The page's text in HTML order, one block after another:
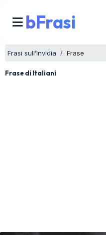
bFrasi
Frasi sull’Invidia Frase
Frase di Italiani